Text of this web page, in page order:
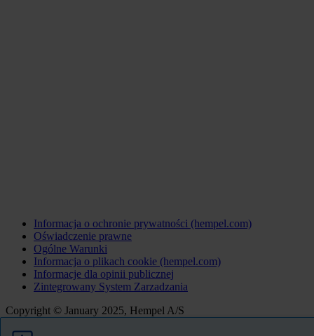
Informacja o ochronie prywatności (hempel.com)
Oświadczenie prawne
Ogólne Warunki
Informacja o plikach cookie (hempel.com)
Informacje dla opinii publicznej
Zintegrowany System Zarzadzania
Copyright © January 2025, Hempel A/S